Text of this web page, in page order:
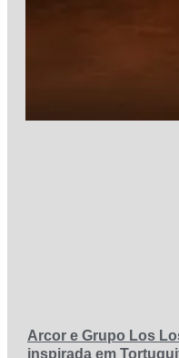
Arcor e Grupo Los
inspirada em